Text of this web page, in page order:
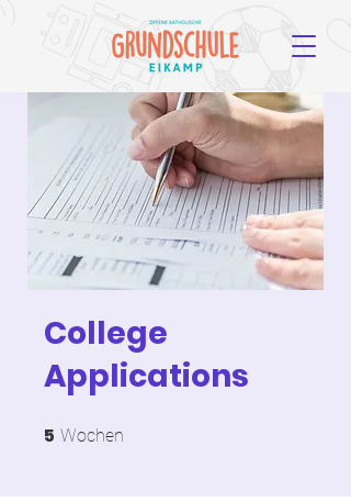
College
Applications
5 Wochen